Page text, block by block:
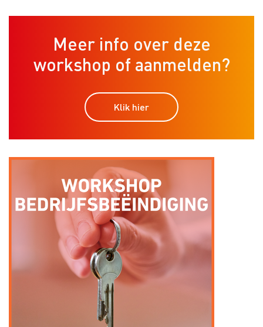
Meer info over deze
workshop of aanmelden?
Klik hier